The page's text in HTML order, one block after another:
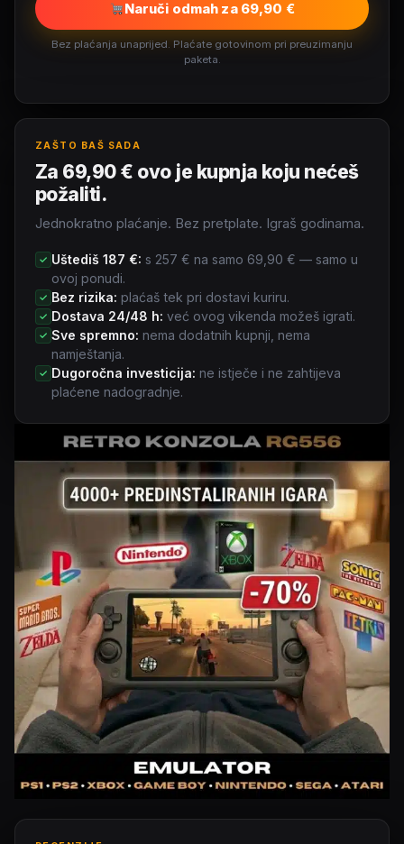
Naruči odmah za 69,90 €
Bez plaćanja unaprijed. Plaćate gotovinom pri preuzimanju
paketa.
ZAŠTO BAŠ SADA
Za 69,90 € ovo je kupnja koju nećeš
požaliti.
Jednokratno plaćanje. Bez pretplate. Igraš godinama.
✓ Uštediš 187 €: s 257 € na samo 69,90 € — samo u
ovoj ponudi.
✓ Bez rizika: plaćaš tek pri dostavi kuriru.
✓ Dostava 24/48 h: već ovog vikenda možeš igrati.
✓ Sve spremno: nema dodatnih kupnji, nema
namještanja.
✓ Dugoročna investicija: ne istječe i ne zahtijeva
plaćene nadogradnje.